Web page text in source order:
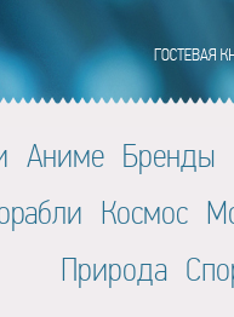
Аниме Бренды
Космос
Природа